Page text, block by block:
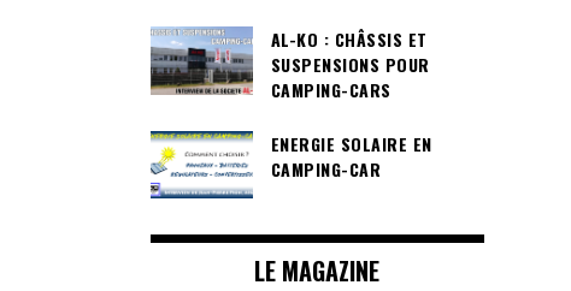
AL-KO : CHÂSSIS ET
SUSPENSIONS POUR
CAMPING-CARS
ENERGIE SOLAIRE EN
CAMPING-CAR
LE MAGAZINE